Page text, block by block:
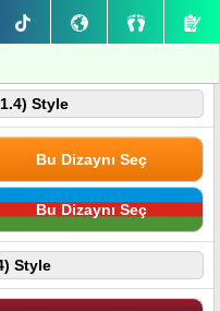
Style
Bu Dizaynı Seç
Bu Dizaynı Seç
Style